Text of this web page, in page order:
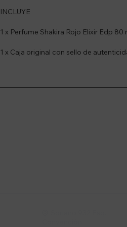
INCLUYE
1 x Perfume Shakira Rojo Elixir Edp 80
1 x Caja original con sello de